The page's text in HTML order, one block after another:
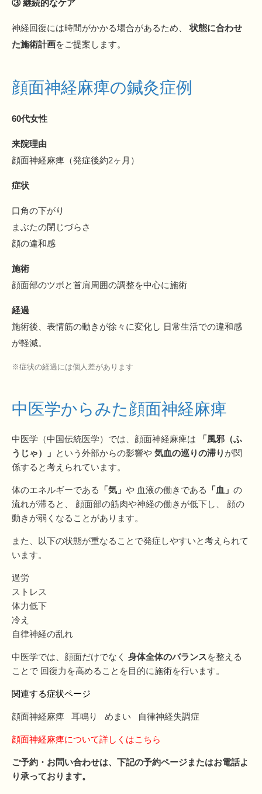
③ 継続的なケア
神経回復には時間がかかる場合があるため、状態に合わせ
た施術計画をご提案します。
顔面神経麻痺の鍼灸症例
60代女性
来院理由
顔面神経麻痺（発症後約2ヶ月）
症状
口角の下がり
まぶたの閉じづらさ
顔の違和感
施術
顔面部のツボと首肩周囲の調整を中心に施術
経過
施術後、表情筋の動きが徐々に変化し 日常生活での違和感
が軽減。
※症状の経過には個人差があります
中医学からみた顔面神経麻痺
中医学（中国伝統医学）では、顔面神経麻痺は
「風邪（ふ
うじゃ）」
という外部からの影響や 気血の巡りの滞り が関
係すると考えられています。
体のエネルギーである 「気」 や 血液の働きである 「血」 の
流れが滞ると、 顔面部の筋肉や神経の働きが低下し、 顔の
動きが弱くなることがあります。
また、以下の状態が重なることで発症しやすいと考えられて
います。
過労
ストレス
体力低下
冷え
自律神経の乱れ
中医学では、顔面だけでなく 身体全体のバランスを整える
ことで 回復力を高めることを目的に施術を行います。
関連する症状ページ
顔面神経麻痺 耳鳴り めまい 自律神経失調症
顔面神経麻痺について詳しくはこちら
ご予約・お問い合わせは、下記の予約ページまたはお電話よ
り承っております。